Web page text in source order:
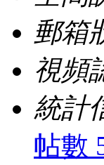
郵箱
視頻
統計
帖數